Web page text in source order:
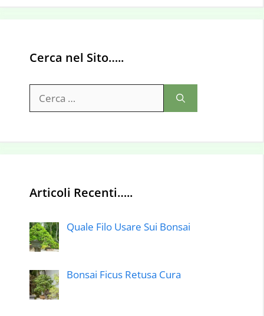
Cerca nel Sito…..
per:
Articoli Recenti…..
Quale Filo Usare Sui Bonsai
Bonsai Ficus Retusa Cura